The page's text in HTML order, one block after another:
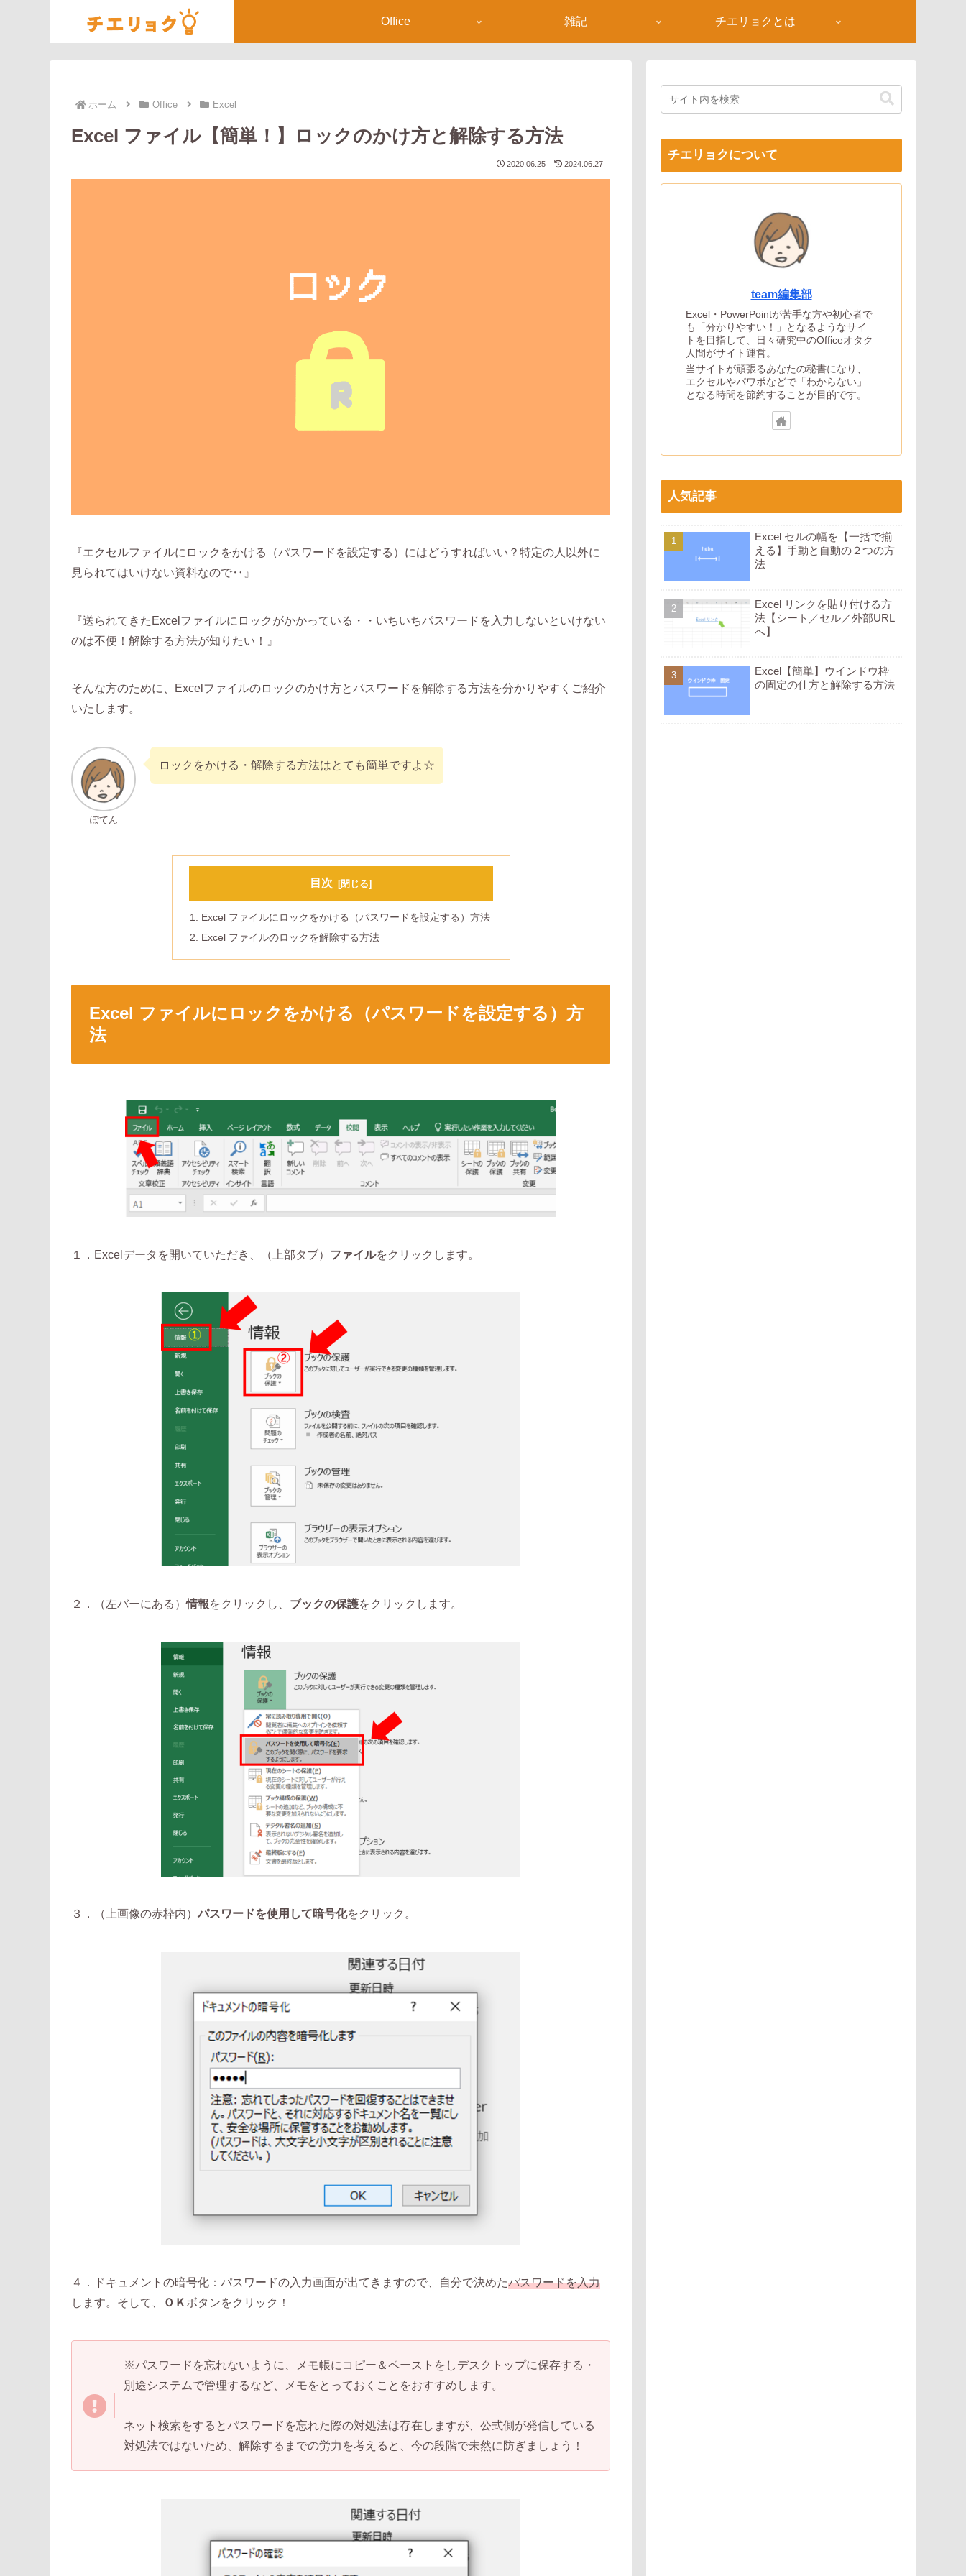
Office 雑記 チエリョクとは
ホーム Office Excel
Excel ファイル【簡単！】ロックのかけ方と解除する方法
2020.06.25 2024.06.27
『エクセルファイルにロックをかける（パスワードを設定する）にはどうすればいい？特定の人以外に
見られてはいけない資料なので‥』
『送られてきたExcelファイルにロックがかかっている・・いちいちパスワードを入力しないといけない
のは不便！解除する方法が知りたい！』
そんな方のために、Excelファイルのロックのかけ方とパスワードを解除する方法を分かりやすくご紹介
いたします。
ぽてん
ロックをかける・解除する方法はとても簡単ですよ☆
目次
Excel ファイルにロックをかける（パスワードを設定する）方法
Excel ファイルのロックを解除する方法
Excel ファイルにロックをかける（パスワードを設定する）方
法
１．Excelデータを開いていただき、（上部タブ） ファイルをクリックします。
２．（左バーにある）情報をクリックし、 ブックの保護をクリックします。
３．（上画像の赤枠内） パスワードを使用して暗号化をクリック。
４．ドキュメントの暗号化：パスワードの入力画面が出てきますので、自分で決めたパスワードを入力
します。そして、
ＯＫ ボタンをクリック！
※パスワードを忘れないように、メモ帳にコピー＆ペーストをしデスクトップに保存する・
別途システムで管理するなど、メモをとっておくことをおすすめします。
ネット検索をするとパスワードを忘れた際の対処法は存在しますが、公式側が発信している
対処法ではないため、解除するまでの労力を考えると、今の段階で未然に防ぎましょう！
チエリョクについて
team編集部
Excel・PowerPointが苦手な方や初心者で
も「分かりやすい！」となるようなサイ
トを目指して、日々研究中のOfficeオタク
人間がサイト運営。
当サイトが頑張るあなたの秘書になり、
エクセルやパワポなどで「わからない」
となる時間を節約することが目的です。
人気記事
Excel セルの幅を【一括で揃
える】手動と自動の２つの方
法
Excel リンクを貼り付ける方
法【シート／セル／外部URL
へ】
Excel【簡単】ウインドウ枠
の固定の仕方と解除する方法